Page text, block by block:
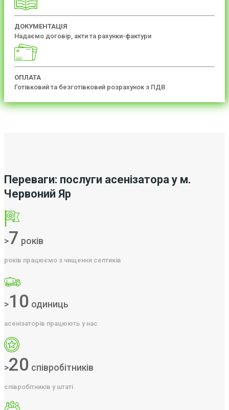
ДОКУМЕНТАЦІЯ
Надаємо договір, акти та рахунки-фактури
ОПЛАТА
Готівковий та безготівковий розрахунок з ПДВ
Переваги: послуги асенізатора у м.
Червоний Яр
>7 років
років працюємо з чищення септиків
>10 одиниць
асенізаторів працюють у нас
>20 співробітників
співробітників у штаті